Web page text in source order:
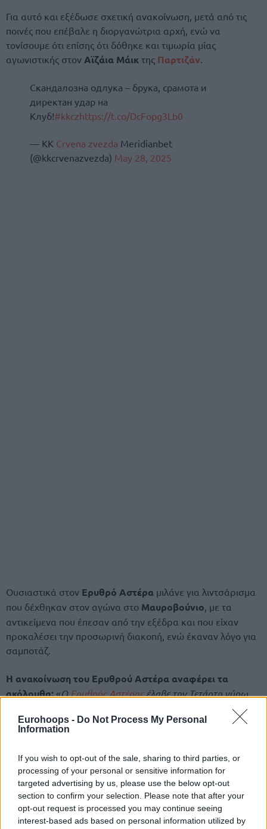
Eurohoops - Do Not Process My Personal
Information
If you wish to opt-out of the sale, sharing to third parties, or
processing of your personal or sensitive information for
targeted advertising by us, please use the below opt-out
section to confirm your selection. Please note that after your
opt-out request is processed you may continue seeing
interest-based ads based on personal information utilized by
Για αυτό και εξέδωσε σχετική ανακοίνωση, μετά από τις
ποινές που επέβαλε η διοργανώτρια αρχή, ενώ να
τονίσουμε ότι επίσης ότι δόθηκε και τιμωρία μίας
αγωνιστικής στον Αϊζάια Μάικ της Παρτιζάν
Скандалозна одлука – брука, срамота и
директан удар на
Клуб!#kkczhttps://t.co/DcFopg3Lb0
— KK Crvena zvezda Meridianbet
(@kkcrvenazvezda) May 28, 2025
Ουσιαστικά στον Ερυθρό Αστέρα μιλάνε για λιντσάρισμα
που δέχθηκαν στον αγώνα στο Μαυροβούνιο, με τα
αντικείμενα που έπεσαν από την εξέδρα και που είχαν
προκαλέσει την προσωρινή διακοπή, ενώ έκαναν λόγο για
σαμποτάζ.
Η ανακοίνωση του Ερυθρού Αστέρα αναφέρει τα
ακόλουθα: «ΟΕρυθρός Αστέραςέλαβε την Τετάρτη γύρω
στις 2 το μεσημέρι την απόφαση-σκάνδαλο του πειθαρχικού
δικαστή της ABA Liga, Χρβόγιε Βίνταν, σύμφωνα με την
αγωνιστικές επειδή επέστρεψε ένα αντικείμενο που
χρησιμοποιήθηκε για να στοχεύσει τα μέλη της ομάδας και
την αποστολή του Ερυθρού Αστέρα από τις κερκίδες κατά τη
διάρκεια του ημιτελικού στην Ποντγκόριτσα.